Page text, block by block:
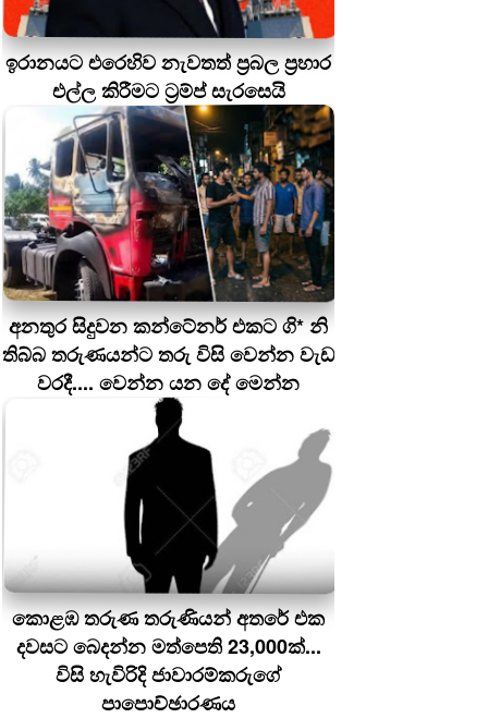
ඉරානයට එරෙහිව නැවතත් ප්‍රබල ප්‍රහාර
එල්ල කිරීමට ට්‍රම්ප් සැරසෙයි
අනතුර සිදුවන කන්ටේනර් එකට ගි* නි
තිබ්බ තරුණයන්ට තරු විසි වෙන්න වැඩ
වරදී.... වෙන්න යන දේ මෙන්න
කොළඹ තරුණ තරුණියන් අතරේ එක
දවසට බෙදන්න මත්පෙති 23,000ක්...
විසි හැවිරිදි ජාවාරම්කරුගේ
පාපොච්ඡාරණය